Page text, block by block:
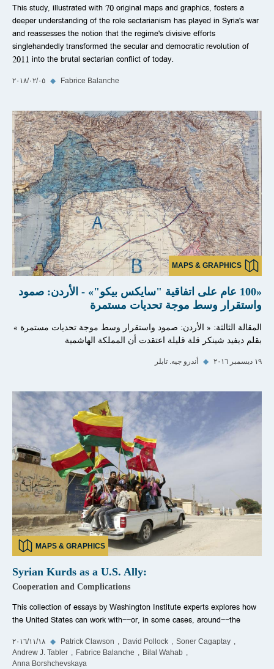
This study, illustrated with 70 original maps and graphics, fosters a
deeper understanding of the role sectarianism has played in Syria's war
and reassesses the notion that the regime's divisive efforts
singlehandedly transformed the secular and democratic revolution of
2011 into the brutal sectarian conflict of today.
٠٥‏/٠٢‏/٢٠١٨ ◆ Fabrice Balanche
MAPS & GRAPHICS
«100 عام على اتفاقية "سايكس بيكو"» - الأردن: صمود
واستقرار وسط موجة تحديات مستمرة
المقالة الثالثة: « الأردن: صمود واستقرار وسط موجة تحديات مستمرة »
بقلم ديفيد شينكر قلة قليلة اعتقدت أن المملكة الهاشمية
١٩ ديسمبر ٢٠١٦ ◆ أندرو جيه. تابلر
MAPS & GRAPHICS
Syrian Kurds as a U.S. Ally:
Cooperation and Complications
This collection of essays by Washington Institute experts explores how
the United States can work with--or, in some cases, around--the
١٨‏/١١‏/٢٠١٦ ◆ Patrick Clawson David Pollock
Soner Cagaptay
Andrew J. Tabler
Fabrice Balanche
Bilal Wahab
Anna Borshchevskaya